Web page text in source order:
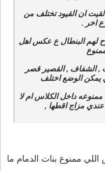
ان القيود تختلف من
اخر .
لهم البنطال ع عكس اهل
الشفاف , القصير قصر
يمكن الوضع اختلف
داخل الكلاس ام لا
مزاج اقطها ,
ممنوع بنات الدمام ما